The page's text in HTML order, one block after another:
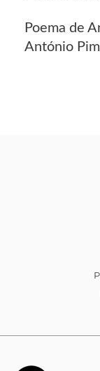
Poema de
António